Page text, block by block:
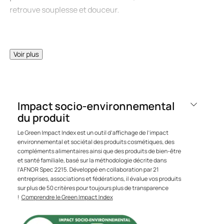
retrouve souplesse et douceur.
Pour entretenir les cheveux gris
ou blancs, il faut privilégier un
shampooing qui va neutraliser
le jaunissement et révéler une
couleur pure aux reflets froids.
Voir plus
Impact socio-environnemental
du produit
Le Green Impact Index est un outil d’affichage de l’impact
environnemental et sociétal des produits cosmétiques, des
compléments alimentaires ainsi que des produits de bien-être
et santé familiale, basé sur la méthodologie décrite dans
l’AFNOR Spec 2215. Développé en collaboration par 21
entreprises, associations et fédérations, il évalue vos produits
sur plus de 50 critères pour toujours plus de transparence
! Comprendre le Green Impact Index